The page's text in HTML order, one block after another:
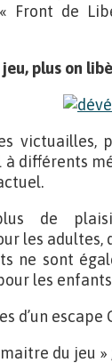
Front de
plus on
victuailles,
différents
de
les
ne sont
les enfants
d’un escape
du jeu »